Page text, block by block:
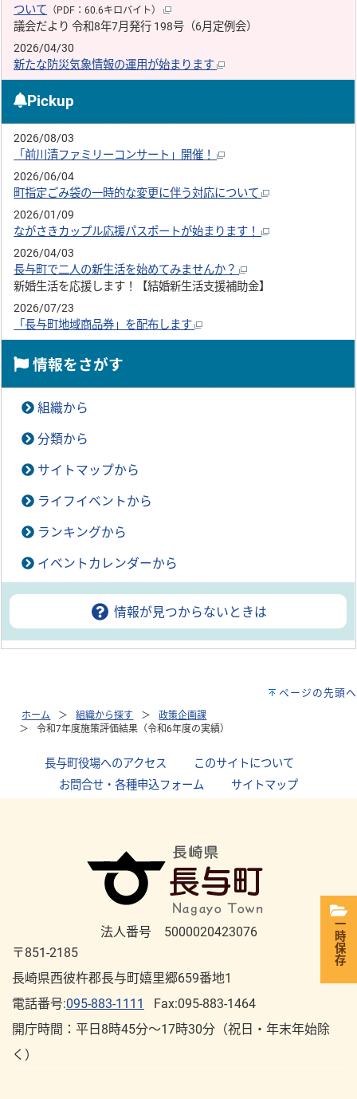
ついて （PDF：60.6キロバイト）
議会だより 令和8年7月発行 198号（6月定例会）
2026/04/30
新たな防災気象情報の運用が始まります
Pickup
2026/08/03
「前川清ファミリーコンサート」開催！
2026/06/04
町指定ごみ袋の一時的な変更に伴う対応について
2026/01/09
ながさきカップル応援パスポートが始まります！
2026/04/03
長与町で二人の新生活を始めてみませんか？
新婚生活を応援します！【結婚新生活支援補助金】
2026/07/23
「長与町地域商品券」を配布します
情報をさがす
組織から
分類から
サイトマップから
ライフイベントから
ランキングから
イベントカレンダーから
情報が見つからないときは
ページの先頭へ
ホーム 組織から探す
政策企画課
令和7年度施策評価結果（令和6年度の実績）
長与町役場へのアクセス このサイトについて
お問合せ・各種申込フォーム
サイトマップ
法人番号 5000020423076
〒851-2185
長崎県西彼杵郡長与町嬉里郷659番地1
電話番号:095-883-1111
Fax:095-883-1464
開庁時間：平⽇8時45分～17時30分（祝⽇・年末年始除
く）
一時保存